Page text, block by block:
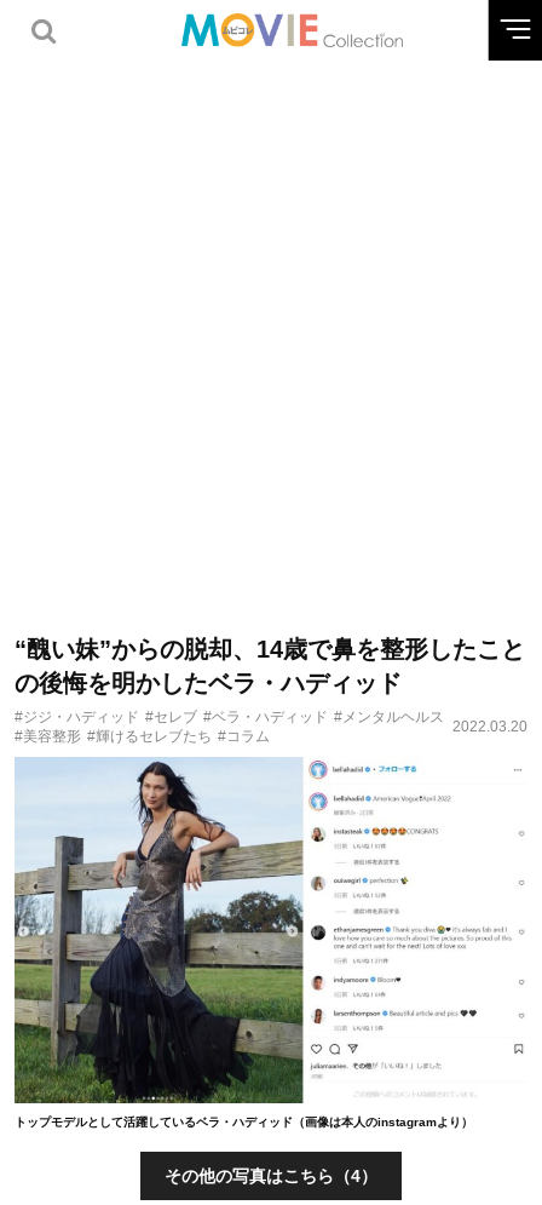
“醜い妹”からの脱却、14歳で鼻を整形したこと
の後悔を明かしたベラ・ハディッド
#ジジ・ハディッド #セレブ #ベラ・ハディッド #メンタルヘルス
#美容整形 #輝けるセレブたち #コラム
2022.03.20
トップモデルとして活躍しているベラ・ハディッド（画像は本人のinstagramより）
その他の写真はこちら（4）